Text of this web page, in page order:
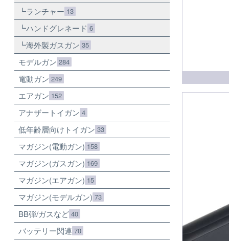
ランチャー 13
ハンドグレネード 6
海外製ガスガン 35
モデルガン 284
電動ガン 249
エアガン 152
アナザートイガン 4
低年齢層向けトイガン 33
マガジン(電動ガン) 158
マガジン(ガスガン) 169
マガジン(エアガン) 15
マガジン(モデルガン) 73
BB弾/ガスなど 40
バッテリー関連 70